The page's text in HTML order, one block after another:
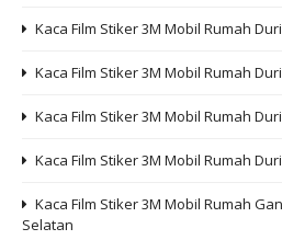
Kaca Film Stiker 3M Mobil Rumah
Kaca Film Stiker 3M Mobil Rumah
Kaca Film Stiker 3M Mobil Rumah
Kaca Film Stiker 3M Mobil Rumah
Kaca Film Stiker 3M Mobil Rumah
Selatan